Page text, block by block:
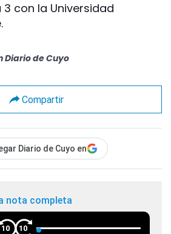
3 con la Universidad
Diario de Cuyo
Compartir
Diario de Cuyo en
nota completa
10 10